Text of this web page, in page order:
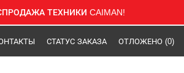
ТЕХНИКИ CAIMAN!
СТАТУС ЗАКАЗА ОТЛОЖЕНО (0)